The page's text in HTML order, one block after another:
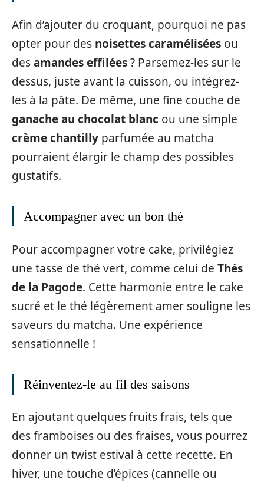
Afin d’ajouter du croquant, pourquoi ne pas
opter pour des noisettes caramélisées ou
desamandes effilées? Parsemez-les sur le
dessus, juste avant la cuisson, ou intégrez-
les à la pâte. De même, une fine couche de
ganache au chocolat blanc ou une simple
crème chantilly parfumée au matcha
pourraient élargir le champ des possibles
gustatifs.
Accompagner avec un bon thé
Pour accompagner votre cake, privilégiez
une tasse de thé vert, comme celui de Thés
de la Pagode. Cette harmonie entre le cake
sucré et le thé légèrement amer souligne les
saveurs du matcha. Une expérience
sensationnelle !
Réinventez-le au fil des saisons
En ajoutant quelques fruits frais, tels que
des framboises ou des fraises, vous pourrez
donner un twist estival à cette recette. En
hiver, une touche d’épices (cannelle ou